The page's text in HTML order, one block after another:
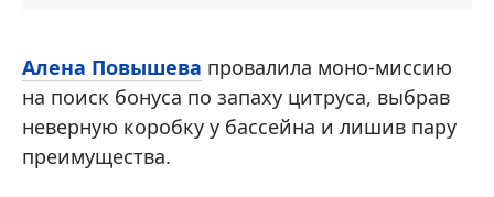
Алена Повышева провалила моно-миссию
на поиск бонуса по запаху цитруса, выбрав
неверную коробку у бассейна и лишив пару
преимущества.